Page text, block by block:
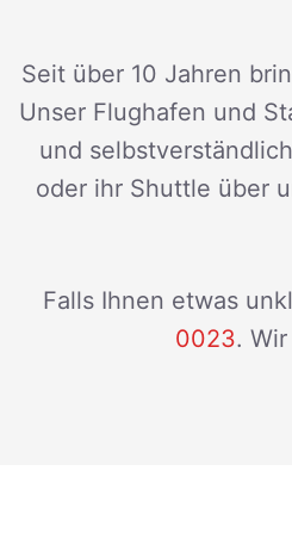
Seit über 10 Jahren
Unser Flughafen und
und
oder ihr Shuttle über
Falls Ihnen etwas
0023.